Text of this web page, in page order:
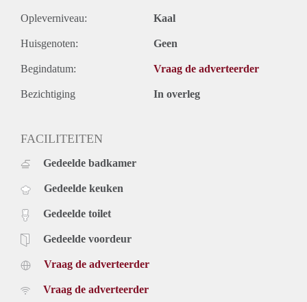
Opleverniveau: Kaal
Huisgenoten: Geen
Begindatum: Vraag de adverteerder
Bezichtiging In overleg
FACILITEITEN
Gedeelde badkamer
Gedeelde keuken
Gedeelde toilet
Gedeelde voordeur
Vraag de adverteerder
Vraag de adverteerder